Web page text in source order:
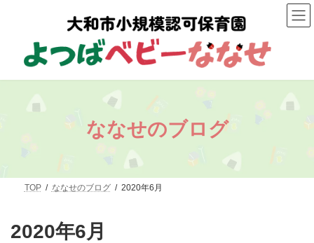
ス
ン
ななせのブログ
TOP ななせのブログ 2020年6月
2020年6月